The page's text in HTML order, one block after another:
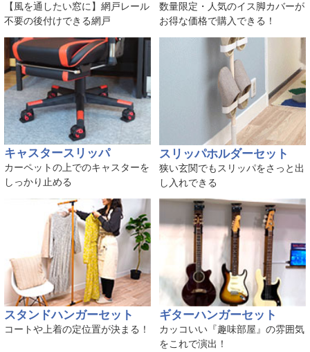
【風を通したい窓に】網戸レール
不要の後付けできる網戸
数量限定・人気のイス脚カバーが
お得な価格で購入できる！
キャスタースリッパ
カーペットの上でのキャスターを
しっかり止める
スリッパホルダーセット
狭い玄関でもスリッパをさっと出
し入れできる
スタンドハンガーセット
コートや上着の定位置が決まる！
ギターハンガーセット
カッコいい『趣味部屋』の雰囲気
をこれで演出！